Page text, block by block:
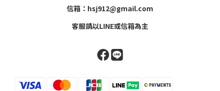
信箱：hsj912@gmail.com
客服請以LINE或信箱為主